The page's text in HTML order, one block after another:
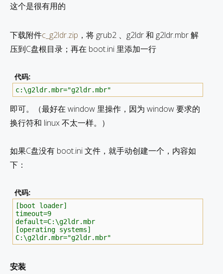
这个是很有用的
下载附件c_g2ldr.zip ，将 grub2 、g2ldr 和 g2ldr.mbr 解
压到C盘根目录；再在 boot.ini 里添加一行
代码:
c:\g2ldr.mbr="g2ldr.mbr"
即可。（最好在 window 里操作，因为 window 要求的
换行符和 linux 不太一样。）
如果C盘没有 boot.ini 文件，就手动创建一个，内容如
下：
代码:
[boot loader]
timeout=9
default=C:\g2ldr.mbr
[operating systems]
C:\g2ldr.mbr="g2ldr.mbr"
安装